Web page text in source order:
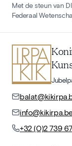
Met de steun van
Federaal
+32 (0)2 739 67